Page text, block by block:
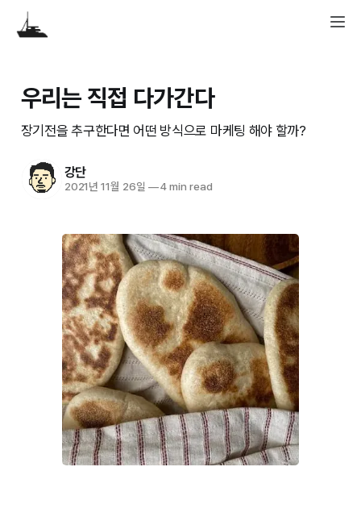
우리는 직접 다가간다
장기전을 추구한다면 어떤 방식으로 마케팅 해야 할까?
강단
2021년 11월 26일 —4 min read